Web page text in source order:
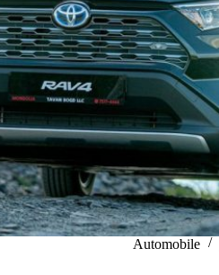
Automobile